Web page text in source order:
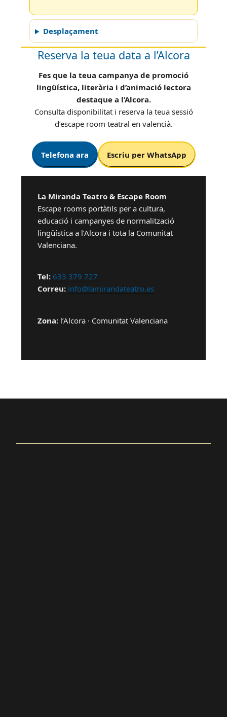
Desplaçament
Reserva la teua data a l’Alcora
Fes que la teua campanya de promoció
lingüística, literària i d’animació lectora
destaque a l’Alcora.
Consulta disponibilitat i reserva la teua sessió
d’escape room teatral en valencià.
Telefona ara Escriu per WhatsApp
La Miranda Teatro & Escape Room
Escape rooms portàtils per a cultura,
educació i campanyes de normalització
lingüística a l’Alcora i tota la Comunitat
Valenciana.
Tel: 633 379 727
Correu: info@lamirandateatro.es
Zona: l’Alcora · Comunitat Valenciana